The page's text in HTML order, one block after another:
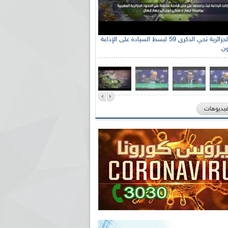
الإذاعة الجزائرية تحي الذكرى 59 لبسط السيادة على الإذاعة